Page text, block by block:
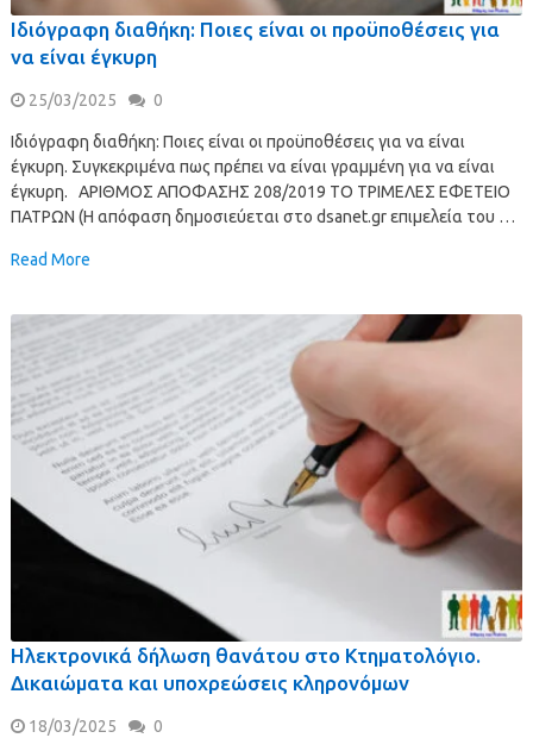
Ιδιόγραφη διαθήκη: Ποιες είναι οι προϋποθέσεις για
να είναι έγκυρη
25/03/2025 0
Ιδιόγραφη διαθήκη: Ποιες είναι οι προϋποθέσεις για να είναι
έγκυρη. Συγκεκριμένα πως πρέπει να είναι γραμμένη για να είναι
έγκυρη. ΑΡΙΘΜΟΣ ΑΠΟΦΑΣΗΣ 208/2019 ΤΟ ΤΡΙΜΕΛΕΣ ΕΦΕΤΕΙΟ
ΠΑΤΡΩΝ (Η απόφαση δημοσιεύεται στο dsanet.gr επιμελεία του …
Read More
Ηλεκτρονικά δήλωση θανάτου στο Κτηματολόγιο.
Δικαιώματα και υποχρεώσεις κληρονόμων
18/03/2025 0